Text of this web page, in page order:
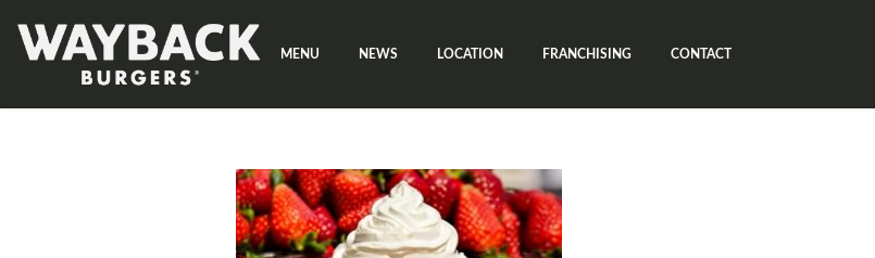
MENU NEWS LOCATION FRANCHISING CONTACT